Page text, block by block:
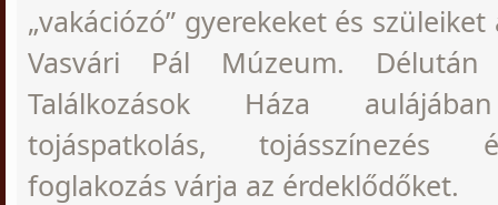
„vakációzó” gyerekeket és
Vasvári Pál Múzeum.
Találkozások Háza
tojáspatkolás, tojásszínezés
foglakozás várja az érdeklődőket.